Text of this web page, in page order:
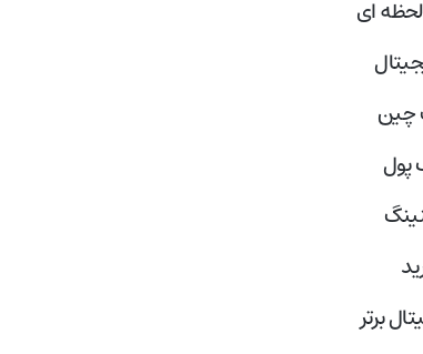
ای
چین
پول
برتر